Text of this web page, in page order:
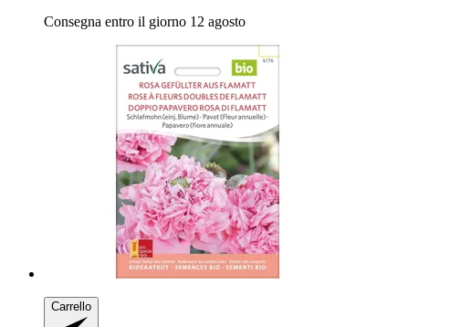
Consegna entro il giorno 12 agosto
Carrello